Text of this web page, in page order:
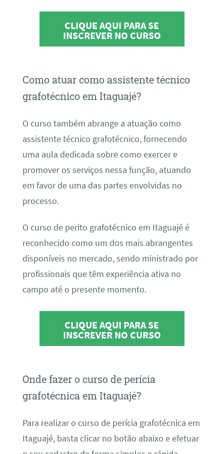
CLIQUE AQUI PARA SE
INSCREVER NO CURSO
Como atuar como assistente técnico
grafotécnico em Itaguajé?
O curso também abrange a atuação como
assistente técnico grafotécnico, fornecendo
uma aula dedicada sobre como exercer e
promover os serviços nessa função, atuando
em favor de uma das partes envolvidas no
processo.
O curso de perito grafotécnico em Itaguajé é
reconhecido como um dos mais abrangentes
disponíveis no mercado, sendo ministrado por
profissionais que têm experiência ativa no
campo até o presente momento.
CLIQUE AQUI PARA SE
INSCREVER NO CURSO
Onde fazer o curso de perícia
grafotécnica em Itaguajé?
Para realizar o curso de perícia grafotécnica em
Itaguajé, basta clicar no botão abaixo e efetuar